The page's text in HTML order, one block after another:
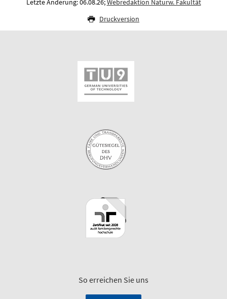
Letzte Änderung: 06.08.26;Webredaktion Naturw. Fakultät
Druckversion
So erreichen Sie uns